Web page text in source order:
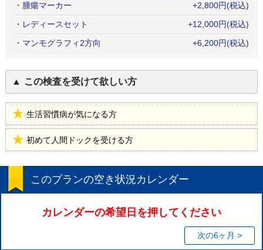
・ 腫瘍マーカー +2,800円(税込)
・ レディースセット +12,000円(税込)
・ マンモグラフィ2方向 +6,200円(税込)
この検査を受けて欲しい方
生活習慣病が気になる方
初めて人間ドックを受ける方
このプランの空き状況カレンダー
カレンダーの希望日を押してください
次の6ヶ月 >